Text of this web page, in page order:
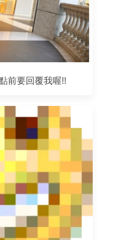
前要回覆我喔!!